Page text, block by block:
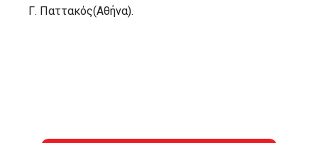
Γ. Παττακός(Αθήνα).